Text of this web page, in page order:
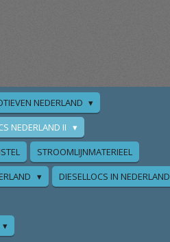
NEDERLAND
NEDERLAND II
STROOMLIJNMATERIEEL
DIESELLOCS IN NEDERLAND